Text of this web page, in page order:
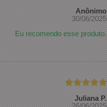
Anônimo
30/06/2025
Eu recomendo esse produto.
Juliana P.